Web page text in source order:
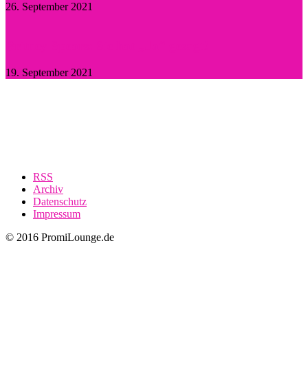
26. September 2021
19. September 2021
RSS
Archiv
Datenschutz
Impressum
© 2016 PromiLounge.de